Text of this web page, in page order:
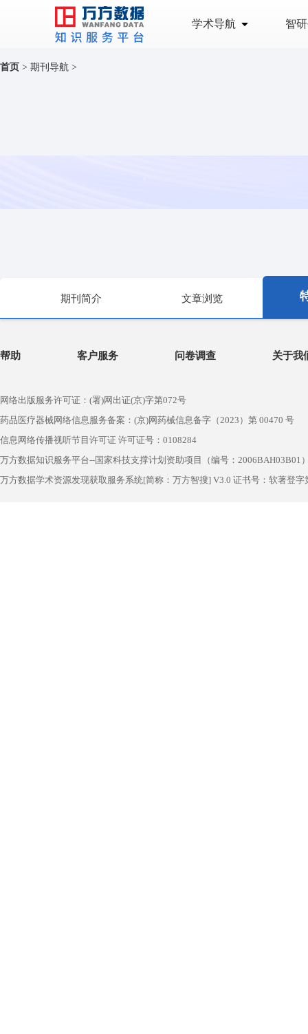
学术导航 智
首页 > 期刊导航 >
期刊简介 文章浏览
帮助 客户服务 问卷调查 关于我
网络出版服务许可证：(署)网出证(京)字第072号
药品医疗器械网络信息服务备案：(京)网药械信息备字（2023）第 00470 号
信息网络传播视听节目许可证 许可证号：0108284
万方数据知识服务平台--国家科技支撑计划资助项目（编号：2006BAH03B01
万方数据学术资源发现获取服务系统[简称：万方智搜] V3.0 证书号：软著登字